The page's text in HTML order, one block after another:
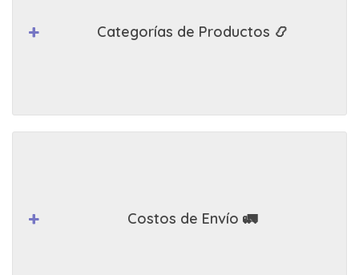
Categorías de Productos 📿
Costos de Envío 🚛